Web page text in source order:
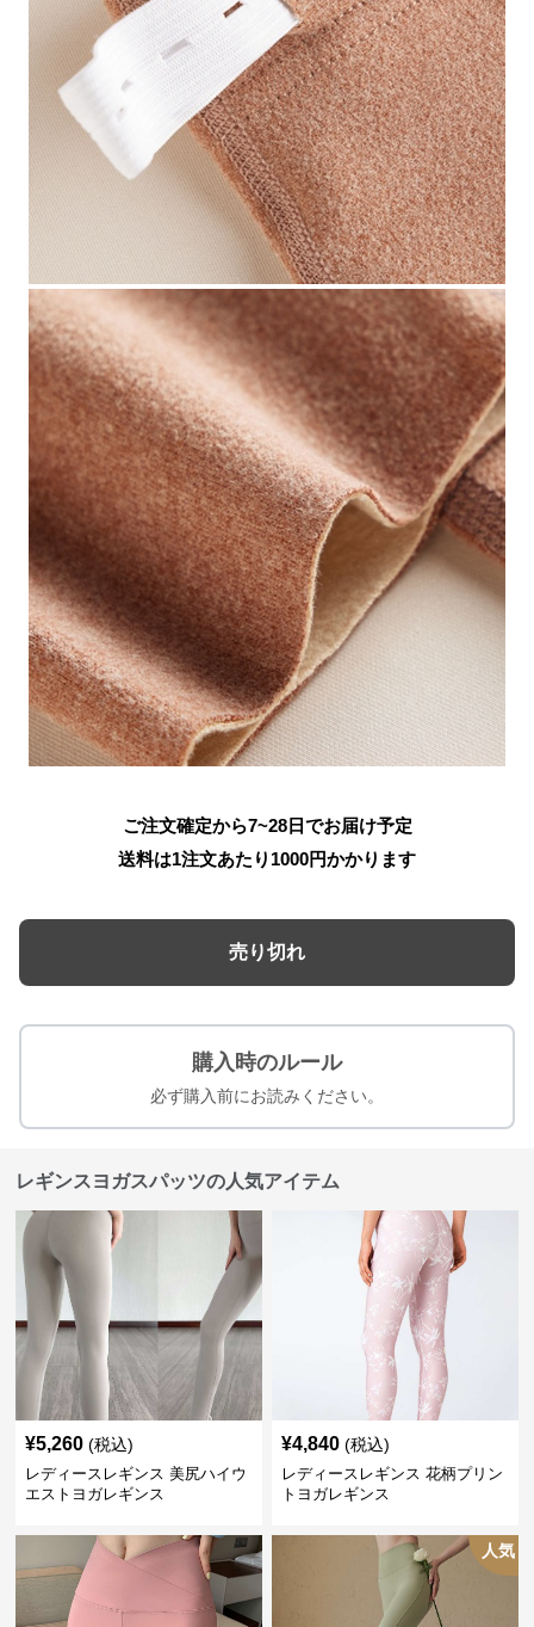
ご注文確定から7~28日でお届け予定
送料は1注文あたり 1000円かかります
売り切れ
購入時のルール
必ず購入前にお読みください。
レギンスヨガスパッツの人気アイテム
¥5,260 (税込)
レディースレギンス 美尻ハイウ
エストヨガレギンス
¥4,840 (税込)
レディースレギンス 花柄プリン
トヨガレギンス
人気